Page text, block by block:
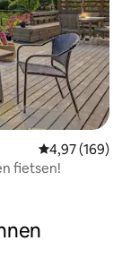
Gemiddelde
4,97 (169)
fietsen!